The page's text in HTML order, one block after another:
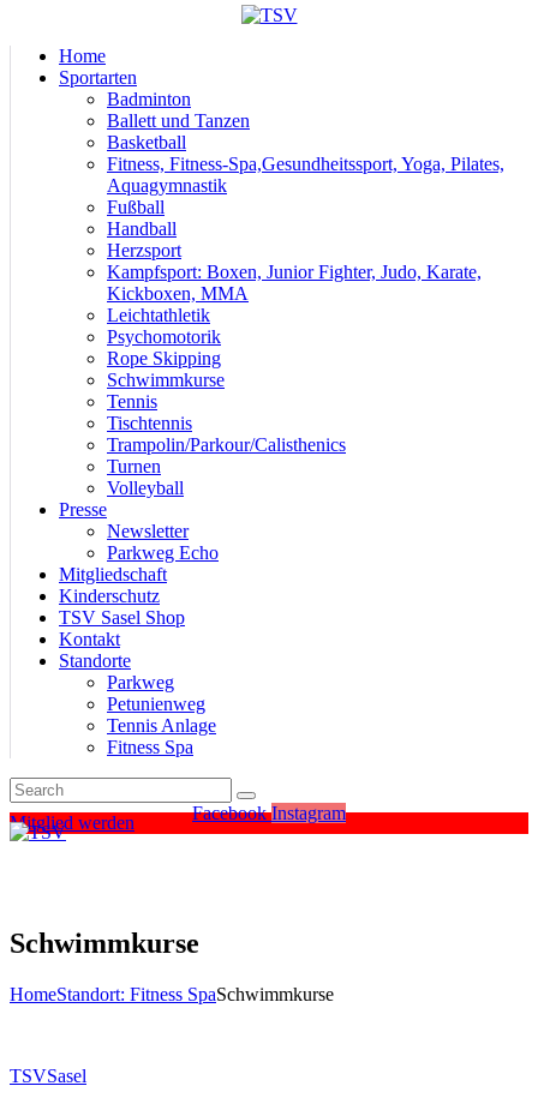
Home
Sportarten
Badminton
Ballett und Tanzen
Basketball
Fitness, Fitness-Spa,Gesundheitssport, Yoga, Pilates,
Aquagymnastik
Fußball
Handball
Herzsport
Kampfsport: Boxen, Junior Fighter, Judo, Karate,
Kickboxen, MMA
Leichtathletik
Psychomotorik
Rope Skipping
Schwimmkurse
Tennis
Tischtennis
Trampolin/Parkour/Calisthenics
Turnen
Volleyball
Presse
Newsletter
Parkweg Echo
Mitgliedschaft
Kinderschutz
TSV Sasel Shop
Kontakt
Standorte
Parkweg
Petunienweg
Tennis Anlage
Fitness Spa
Facebook Instagram
Mitglied werden
Schwimmkurse
HomeStandort: Fitness SpaSchwimmkurse
TSVSasel